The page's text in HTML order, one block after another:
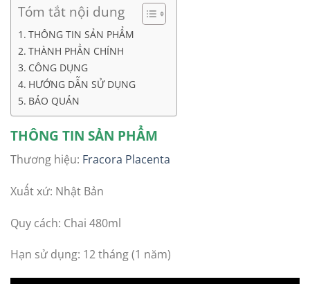
Tóm tắt nội dung
THÔNG TIN SẢN PHẨM
THÀNH PHẦN CHÍNH
CÔNG DỤNG
HƯỚNG DẪN SỬ DỤNG
BẢO QUẢN
THÔNG TIN SẢN PHẨM
Thương hiệu: Fracora Placenta
Xuất xứ: Nhật Bản
Quy cách: Chai 480ml
Hạn sử dụng: 12 tháng (1 năm)